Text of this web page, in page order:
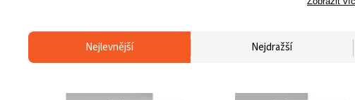
Nejlevnější Nejdražší